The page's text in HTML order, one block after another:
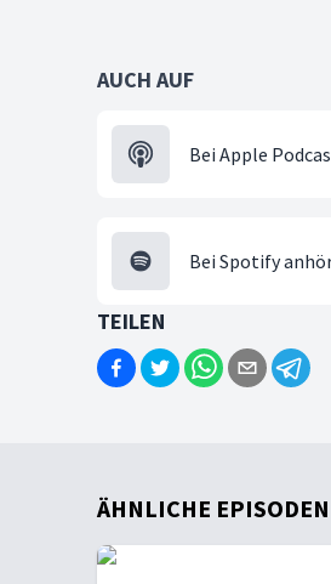
AUCH AUF
Bei Apple
Bei Spotify
TEILEN
ÄHNLICHE EPISODEN